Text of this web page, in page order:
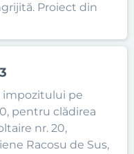
Proiect din
impozitului pe
pentru clădirea
nr. 20,
Racosu de Sus,